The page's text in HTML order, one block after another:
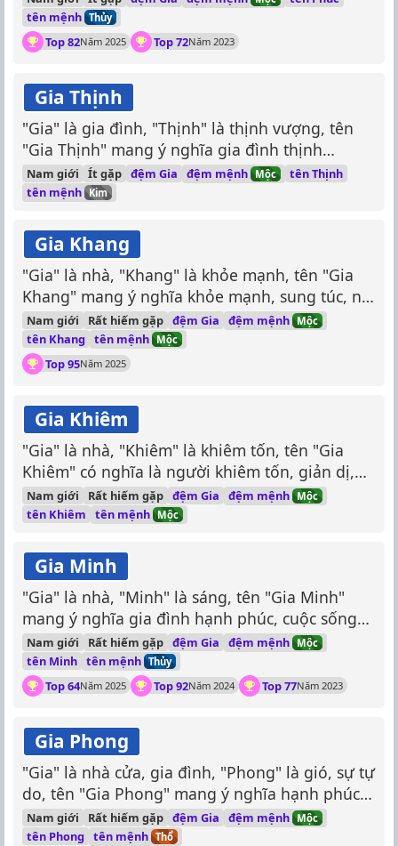
tên mệnh Thủy
Top 82Năm 2025 Top 72Năm 2023
Gia Thịnh
"Gia" là gia đình, "Thịnh" là thịnh vượng, tên
"Gia Thịnh" mang ý nghĩa gia đình thịnh
vượng, hạnh phúc.
Nam giới Ít gặp đệm Gia đệm mệnh Mộc
tên Thịnh
tên mệnh Kim
Gia Khang
"Gia" là nhà, "Khang" là khỏe mạnh, tên "Gia
Khang" mang ý nghĩa khỏe mạnh, sung túc, no
đủ.
Nam giới Rất hiếm gặp đệm Gia đệm mệnh Mộc
tên Khang tên mệnh Mộc
Top 95Năm 2025
Gia Khiêm
"Gia" là nhà, "Khiêm" là khiêm tốn, tên "Gia
Khiêm" có nghĩa là người khiêm tốn, giản dị,
yêu nhà.
Nam giới Rất hiếm gặp đệm Gia đệm mệnh Mộc
tên Khiêm tên mệnh Mộc
Gia Minh
"Gia" là nhà, "Minh" là sáng, tên "Gia Minh"
mang ý nghĩa gia đình hạnh phúc, cuộc sống
rạng rỡ, sáng sủa.
Nam giới Rất hiếm gặp đệm Gia đệm mệnh Mộc
tên Minh tên mệnh Thủy
Top 64Năm 2025 Top 92Năm 2024 Top 77Năm 2023
Gia Phong
"Gia" là nhà cửa, gia đình, "Phong" là gió, sự tự
do, tên "Gia Phong" mang ý nghĩa hạnh phúc
gia đình, tự do bay nhảy.
Nam giới Rất hiếm gặp đệm Gia đệm mệnh Mộc
tên Phong tên mệnh Thổ